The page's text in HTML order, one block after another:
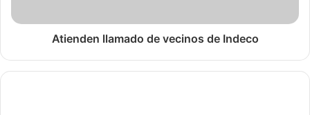
Atienden llamado de vecinos de Indeco